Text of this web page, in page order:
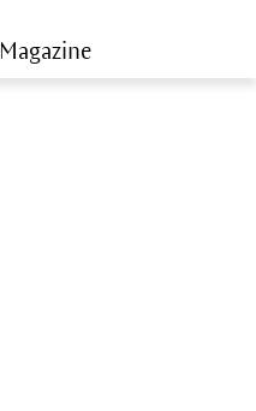
Magazine